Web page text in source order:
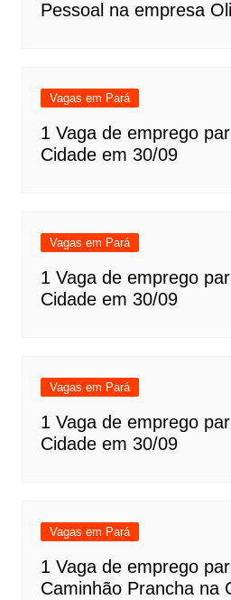
Pessoal na empresa
Vagas em Pará
1 Vaga de emprego
Cidade em 30/09
Vagas em Pará
1 Vaga de emprego
Cidade em 30/09
Vagas em Pará
1 Vaga de emprego
Cidade em 30/09
Vagas em Pará
1 Vaga de emprego
Caminhão Prancha na